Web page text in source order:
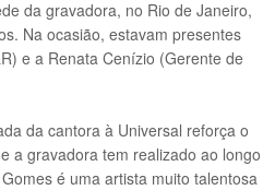
da gravadora, no Rio de Janeiro,
Na ocasião, estavam presentes
e a Renata Cenízio (Gerente de
da cantora à Universal reforça o
a gravadora tem realizado ao longo
é uma artista muito talentosa